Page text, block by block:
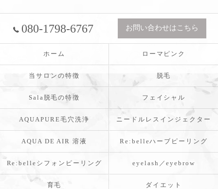
080-1798-6767 お問い合わせはこちら
ホーム ローマピンク
当サロンの特徴 脱毛
Sala脱毛の特徴 フェイシャル
AQUAPURE毛穴洗浄 ニードルレスインジェクター
AQUA DE AIR 溶液 Re:belleハーブピーリング
Re:belleシフォンピーリング eyelash／eyebrow
育毛 ダイエット